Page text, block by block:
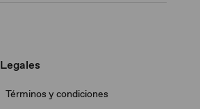
Legales
Términos y condiciones